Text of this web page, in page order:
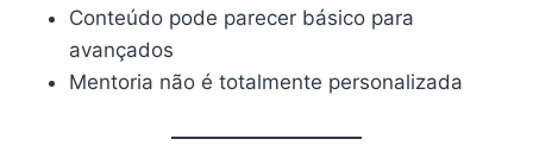
Conteúdo pode parecer básico para
avançados
Mentoria não é totalmente personalizada